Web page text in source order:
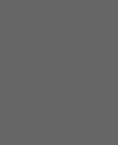
Medien akzeptiert